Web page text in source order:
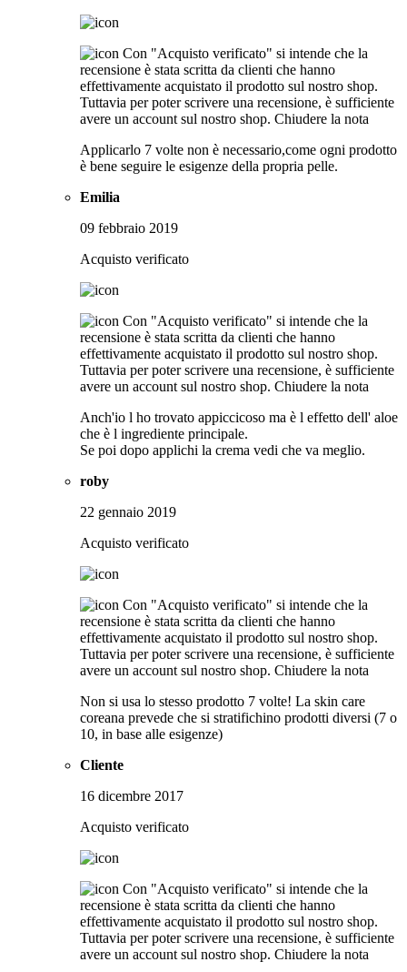
Con "Acquisto verificato" si intende che la
recensione è stata scritta da clienti che hanno
effettivamente acquistato il prodotto sul nostro shop.
Tuttavia per poter scrivere una recensione, è sufficiente
avere un account sul nostro shop. Chiudere la nota
Applicarlo 7 volte non è necessario,come ogni prodotto
è bene seguire le esigenze della propria pelle.
Emilia
09 febbraio 2019
Acquisto verificato
Con "Acquisto verificato" si intende che la
recensione è stata scritta da clienti che hanno
effettivamente acquistato il prodotto sul nostro shop.
Tuttavia per poter scrivere una recensione, è sufficiente
avere un account sul nostro shop. Chiudere la nota
Anch'io l ho trovato appiccicoso ma è l effetto dell' aloe
che è l ingrediente principale.
Se poi dopo applichi la crema vedi che va meglio.
roby
22 gennaio 2019
Acquisto verificato
Con "Acquisto verificato" si intende che la
recensione è stata scritta da clienti che hanno
effettivamente acquistato il prodotto sul nostro shop.
Tuttavia per poter scrivere una recensione, è sufficiente
avere un account sul nostro shop. Chiudere la nota
Non si usa lo stesso prodotto 7 volte! La skin care
coreana prevede che si stratifichino prodotti diversi (7 o
10, in base alle esigenze)
Cliente
16 dicembre 2017
Acquisto verificato
Con "Acquisto verificato" si intende che la
recensione è stata scritta da clienti che hanno
effettivamente acquistato il prodotto sul nostro shop.
Tuttavia per poter scrivere una recensione, è sufficiente
avere un account sul nostro shop. Chiudere la nota